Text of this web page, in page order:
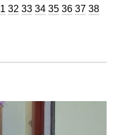
Trang
32 Trang
33 Trang
34 Trang
35 Trang
36 Trang
37 Trang
38